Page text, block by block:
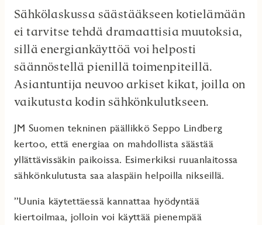
Sähkölaskussa säästääkseen kotielämään
ei tarvitse tehdä dramaattisia muutoksia,
sillä energiankäyttöä voi helposti
säännöstellä pienillä toimenpiteillä.
Asiantuntija neuvoo arkiset kikat, joilla on
vaikutusta kodin sähkönkulutkseen.
JM Suomen tekninen päällikkö Seppo Lindberg
kertoo, että energiaa on mahdollista säästää
yllättävissäkin paikoissa. Esimerkiksi ruuanlaitossa
sähkönkulutusta saa alaspäin helpoilla nikseillä.
”Uunia käytettäessä kannattaa hyödyntää
kiertoilmaa, jolloin voi käyttää pienempää